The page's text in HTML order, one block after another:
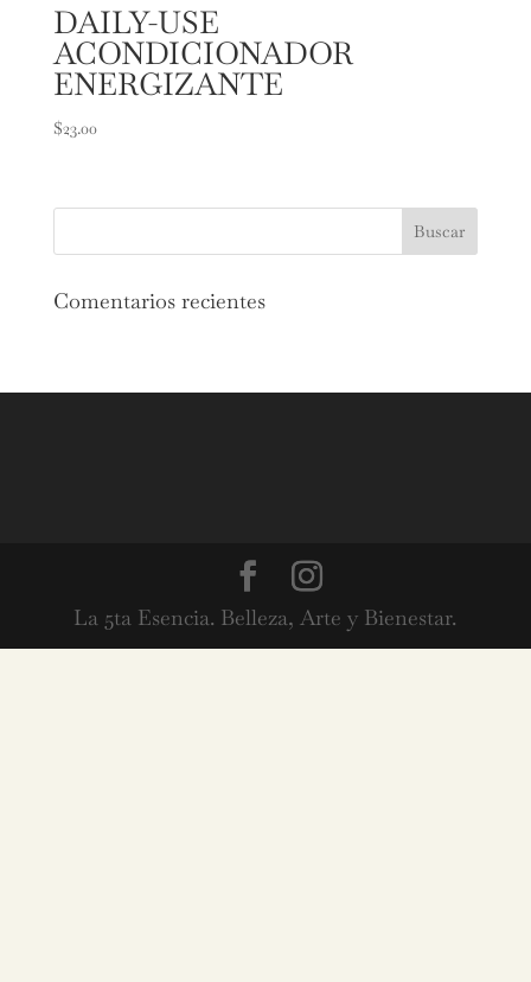
DAILY-USE
ACONDICIONADOR
ENERGIZANTE
$23.00
Comentarios recientes
La 5ta Esencia. Belleza, Arte y Bienestar.